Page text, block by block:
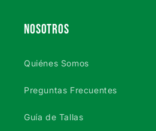
NOSOTROS
Quiénes Somos
Preguntas Frecuentes
Guía de Tallas